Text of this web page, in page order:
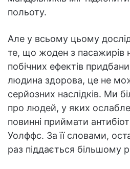
польоту.
Але у всьому цьому
те, що жоден з пасажирів
побічних ефектів
людина здорова, це не
серйозних наслідків. Ми
про людей, у яких
повинні приймати
Уолффс. За її словами,
раз піддається більшому